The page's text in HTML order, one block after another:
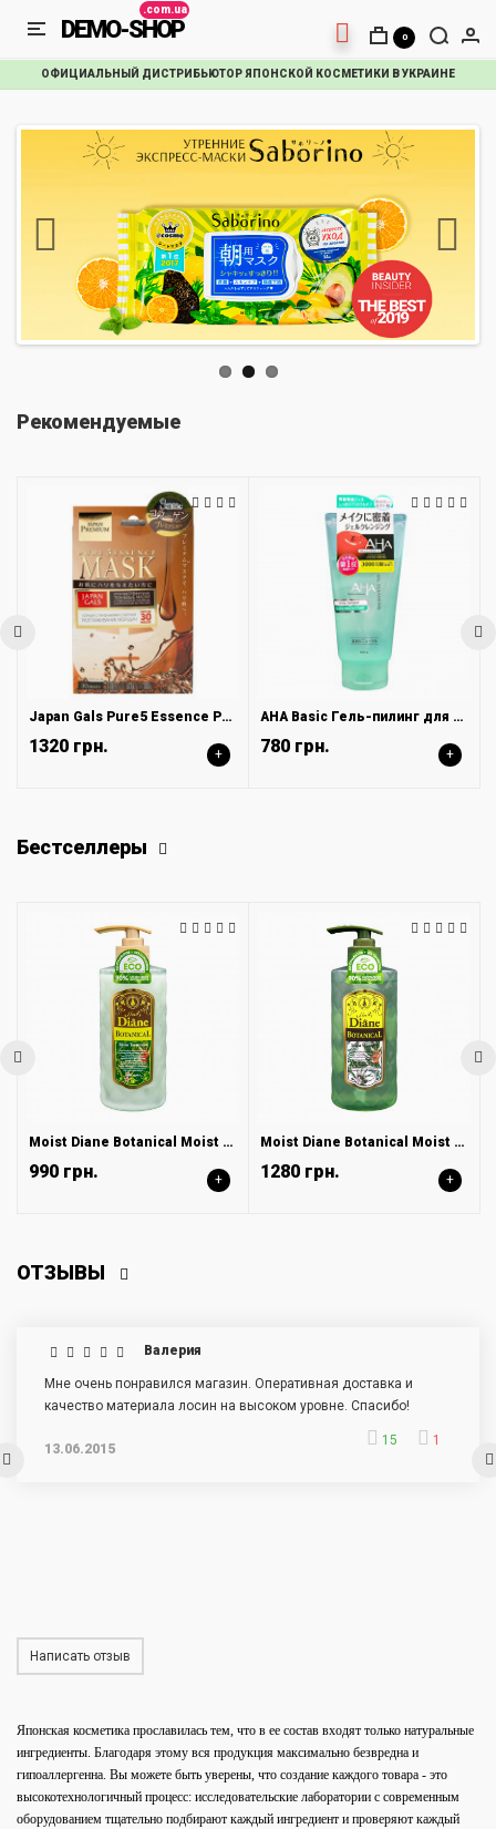
DEMO-SHOP 0
ОФИЦИАЛЬНЫЙ ДИСТРИБЬЮТОР ЯПОНСКОЙ КОСМЕТИКИ В УКРАИНЕ
Рекомендуемые
Japan Gals Pure5 Essence Premium маска для лица с тремя видами коллагена 30 шт
1320 грн. +
AHA Basic Гель-пилинг для лица очищающий с фруктовыми кислотами, 145 г
780 грн. +
Бестселлеры
Moist Diane Botanical Moist Бальзам-кондиционер Увлажнение, 480 мл
990 грн. +
Moist Diane Botanical Moist Шампунь бессиликоновый бессульфатный Увлажнение, 480 мл
1280 грн. +
ОТЗЫВЫ
Валерия
Мне очень понравился магазин. Оперативная доставка и
качество материала лосин на высоком уровне. Спасибо!
13.06.2015
15 1
Написать отзыв
Японская косметика прославилась тем, что в ее состав входят только натуральные
ингредиенты. Благодаря этому вся продукция максимально безвредна и
гипоаллергенна. Вы можете быть уверены, что создание каждого товара - это
высокотехнологичный процесс: исследовательские лаборатории с современным
оборудованием тщательно подбирают каждый ингредиент и проверяют каждый